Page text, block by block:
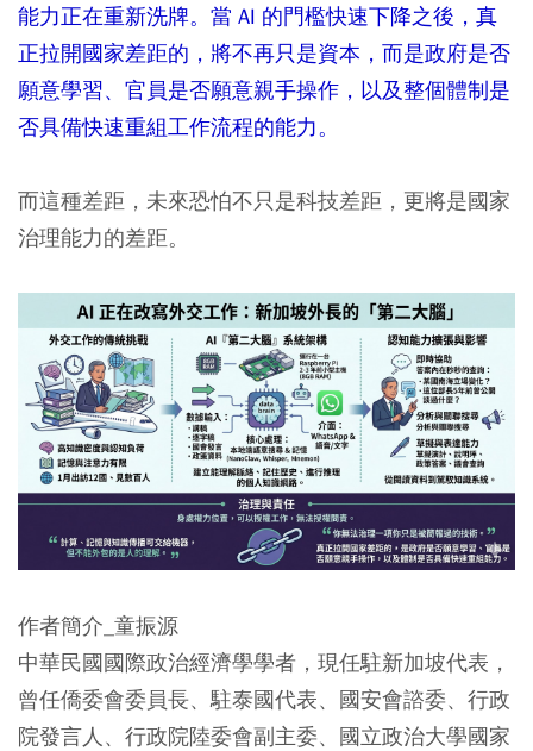
能力正在重新洗牌。當 AI 的門檻快速下降之後，真
正拉開國家差距的，將不再只是資本，而是政府是否
願意學習、官員是否願意親手操作，以及整個體制是
否具備快速重組工作流程的能力。
而這種差距，未來恐怕不只是科技差距，更將是國家
治理能力的差距。
作者簡介_童振源
中華民國國際政治經濟學學者，現任駐新加坡代表，
曾任僑委會委員長、駐泰國代表、國安會諮委、行政
院發言人、行政院陸委會副主委、國立政治大學國家